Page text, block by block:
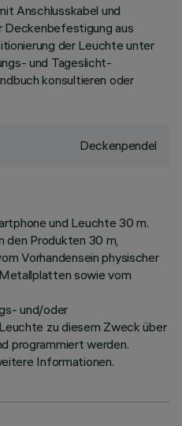
Anschlusskabel und
Deckenbefestigung aus
der Leuchte unter
und Tageslicht-
konsultieren oder
Deckenpendel
und Leuchte 30 m.
den Produkten 30 m,
Vorhandensein physischer
sowie vom
und/oder
zu diesem Zweck über
programmiert werden.
Informationen.